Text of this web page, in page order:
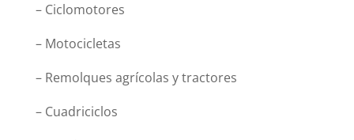
– Ciclomotores
– Motocicletas
– Remolques agrícolas y tractores
– Cuadriciclos